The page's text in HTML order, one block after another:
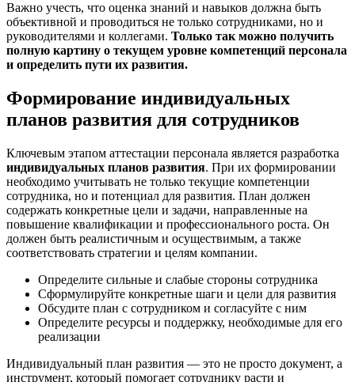
Важно учесть, что оценка знаний и навыков должна быть
объективной и проводиться не только сотрудниками, но и
руководителями и коллегами. Только так можно получить
полную картину о текущем уровне компетенций персонала
и определить пути их развития.
Формирование индивидуальных
планов развития для сотрудников
Ключевым этапом аттестации персонала является разработка
индивидуальных планов развития. При их формировании
необходимо учитывать не только текущие компетенции
сотрудника, но и потенциал для развития. План должен
содержать конкретные цели и задачи, направленные на
повышение квалификации и профессионального роста. Он
должен быть реалистичным и осуществимым, а также
соответствовать стратегии и целям компании.
Определите сильные и слабые стороны сотрудника
Сформулируйте конкретные шаги и цели для развития
Обсудите план с сотрудником и согласуйте с ним
Определите ресурсы и поддержку, необходимые для его
реализации
Индивидуальный план развития — это не просто документ, а
инструмент, который помогает сотруднику расти и